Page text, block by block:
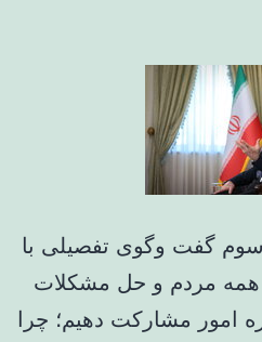
گفت وگوی تفصیلی با
مردم و حل مشکلات
امور مشارکت دهیم؛ چرا